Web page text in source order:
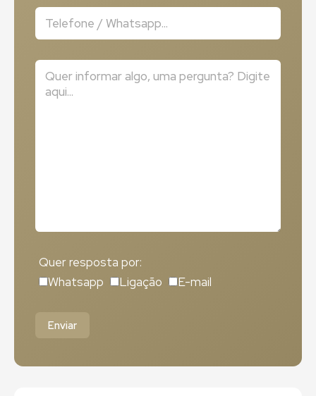
Quer resposta por:
Whatsapp
Ligação E-mail
Enviar